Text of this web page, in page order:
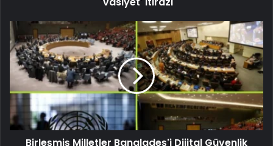
Birleşmiş Milletler Bangladeş'i Dijital Güvenlik